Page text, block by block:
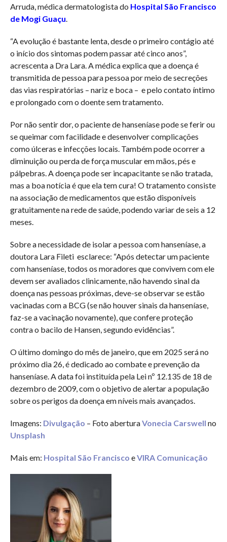
Arruda, médica dermatologista do Hospital São Francisco
de Mogi Guaçu.
“A evolução é bastante lenta, desde o primeiro contágio até
o início dos sintomas podem passar até cinco anos”,
acrescenta a Dra Lara. A médica explica que a doença é
transmitida de pessoa para pessoa por meio de secreções
das vias respiratórias – nariz e boca – e pelo contato íntimo
e prolongado com o doente sem tratamento.
Por não sentir dor, o paciente de hanseníase pode se ferir ou
se queimar com facilidade e desenvolver complicações
como úlceras e infecções locais. Também pode ocorrer a
diminuição ou perda de força muscular em mãos, pés e
pálpebras. A doença pode ser incapacitante se não tratada,
mas a boa notícia é que ela tem cura! O tratamento consiste
na associação de medicamentos que estão disponíveis
gratuitamente na rede de saúde, podendo variar de seis a 12
meses.
Sobre a necessidade de isolar a pessoa com hanseníase, a
doutora Lara Fileti esclarece: “Após detectar um paciente
com hanseníase, todos os moradores que convivem com ele
devem ser avaliados clinicamente, não havendo sinal da
doença nas pessoas próximas, deve-se observar se estão
vacinadas com a BCG (se não houver sinais da hanseníase,
faz-se a vacinação novamente), que confere proteção
contra o bacilo de Hansen, segundo evidências”.
O último domingo do mês de janeiro, que em 2025 será no
próximo dia 26, é dedicado ao combate e prevenção da
hanseníase. A data foi instituída pela Lei nº 12.135 de 18 de
dezembro de 2009, com o objetivo de alertar a população
sobre os perigos da doença em níveis mais avançados.
Imagens: Divulgação – Foto aberturaVonecia Carswell no
Unsplash
Mais em: Hospital São Francisco eVIRA Comunicação